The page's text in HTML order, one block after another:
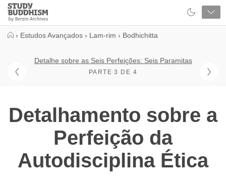
Close
Study
Buddhism
› Estudos Avançados › Lam-rim › Bodhichitta
Detalhe sobre as Seis Perfeições: Seis Paramitas
PARTE 3 DE 4
Detalhamento sobre a
Perfeição da
Autodisciplina Ética